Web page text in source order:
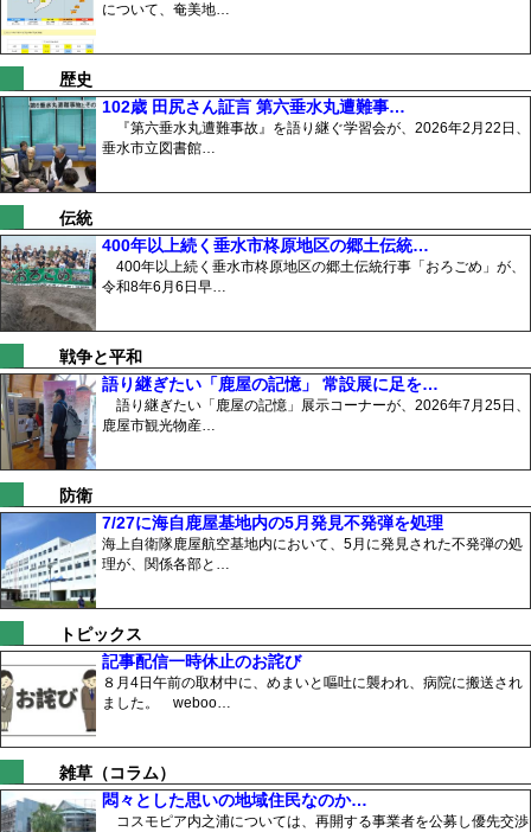
について、奄美地…
歴史
102歳 田尻さん証言 第六垂水丸遭難事…
『第六垂水丸遭難事故』を語り継ぐ学習会が、2026年2月22日、
垂水市立図書館…
伝統
400年以上続く垂水市柊原地区の郷土伝統…
400年以上続く垂水市柊原地区の郷土伝統行事「おろごめ」が、
令和8年6月6日早…
戦争と平和
語り継ぎたい「鹿屋の記憶」 常設展に足を…
語り継ぎたい「鹿屋の記憶」展示コーナーが、2026年7月25日、
鹿屋市観光物産…
防衛
7/27に海自鹿屋基地内の5月発見不発弾を処理
海上自衛隊鹿屋航空基地内において、5月に発見された不発弾の処
理が、関係各部と…
トピックス
記事配信一時休止のお詫び
８月4日午前の取材中に、めまいと嘔吐に襲われ、病院に搬送され
ました。 weboo…
雑草（コラム）
悶々とした思いの地域住民なのか…
コスモピア内之浦については、再開する事業者を公募し優先交渉